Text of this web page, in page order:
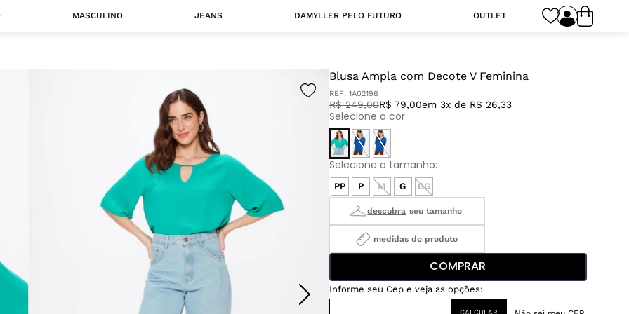
MASCULINO JEANS DAMYLLER PELO FUTURO OUTLET
Blusa Ampla com Decote V Feminina
REF: 1A02198
R$ 249,00R$ 79,00em 3x de R$ 26,33
PP P M G GG
medidas do produto
COMPRAR